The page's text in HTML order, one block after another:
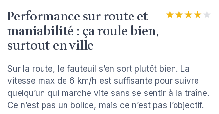
Performance sur route et
maniabilité : ça roule bien,
surtout en ville
★★★★★
★★★★★
Sur la route, le fauteuil s’en sort plutôt bien. La
vitesse max de 6 km/h est suffisante pour suivre
quelqu’un qui marche vite sans se sentir à la traîne.
Ce n’est pas un bolide, mais ce n’est pas l’objectif.